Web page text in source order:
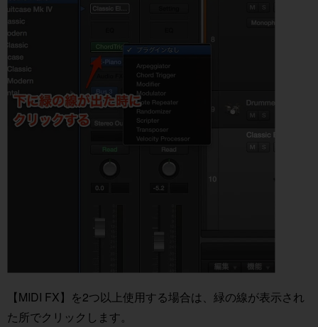
【MIDI FX】を2つ以上使用する場合は、緑の線が表示され
た所でクリックします。